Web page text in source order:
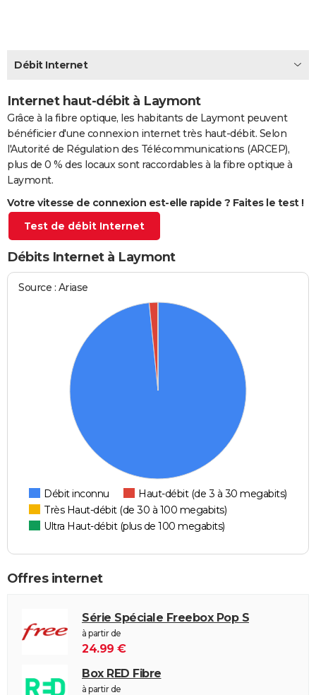
CARTE DE VOEUX
Carte de Noël
Carte Bonne année
Carte Saint-Valentin
Carte Pâques
Carte d'anniversaire
DICTIONNAIRE
PROGRAMME TV
COPAINS D'AVANT
S'inscrire
Se connecter
Lycées
Collèges
Primaires
Universités
Entreprises
Service militaire
Avis de recherche
Bricolage
Lifestyle
Culture
Sport
Auto
Television
Voyage
Cinema
Débit Internet
Internet haut-débit à Laymont
Grâce à la fibre optique, les habitants de Laymont peuvent
bénéficier d'une connexion internet très haut-débit. Selon
l'Autorité de Régulation des Télécommunications (ARCEP),
plus de 0 % des locaux sont raccordables à la fibre optique à
Laymont.
Votre vitesse de connexion est-elle rapide ? Faites le test !
Test de débit Internet
Débits Internet à Laymont
Source : Ariase
Débit inconnu
Haut-débit (de 3 à 30 megabits)
Très Haut-débit (de 30 à 100 megabits)
Ultra Haut-débit (plus de 100 megabits)
Offres internet
Série Spéciale Freebox Pop S
à partir de
24.99 €
Box RED Fibre
à partir de